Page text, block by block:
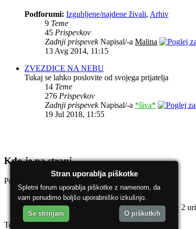
Podforumi: Izgubljene/najdene živali, Arhiv
9 Teme
45 Prispevkov
Zadnji prispevekNapisal/-a Malina
13 Avg 2014, 11:15
ZVEZDICE NA NEBU
Tukaj se lahko poslovite od svojega prijatelja
14 Teme
276 Prispevkov
Zadnji prispevekNapisal/-a *šiva*
19 Jul 2018, 11:55
Kdo je na strani
Po forumu brska: 0 registriranih uporabnikov in 1 gost
Seznam forumov
Ekipa•Izbriši vse piškotke
• Vsi časi so UTC + 2 uri
Teče naphpBB® Forum Software © phpBB Group
Stran uporablja piškotke
Spletni forum uporablja piškotke z namenom, da
vam ponudimo boljšo uporabniško izkušnjo.
Se strinjam O piškotkih